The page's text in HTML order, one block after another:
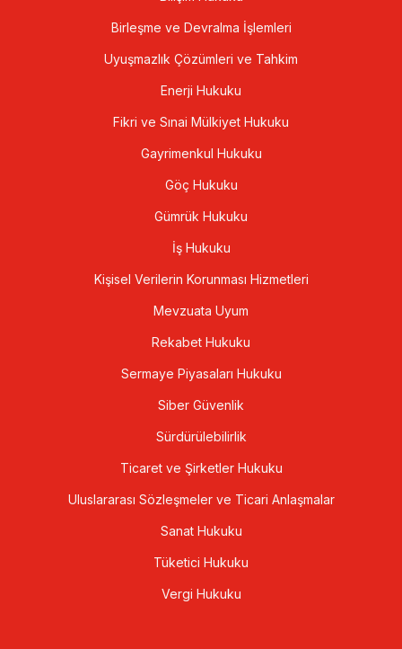
Birleşme ve Devralma İşlemleri
Uyuşmazlık Çözümleri ve Tahkim
Enerji Hukuku
Fikri ve Sınai Mülkiyet Hukuku
Gayrimenkul Hukuku
Göç Hukuku
Gümrük Hukuku
İş Hukuku
Kişisel Verilerin Korunması Hizmetleri
Mevzuata Uyum
Rekabet Hukuku
Sermaye Piyasaları Hukuku
Siber Güvenlik
Sürdürülebilirlik
Ticaret ve Şirketler Hukuku
Uluslararası Sözleşmeler ve Ticari Anlaşmalar
Sanat Hukuku
Tüketici Hukuku
Vergi Hukuku